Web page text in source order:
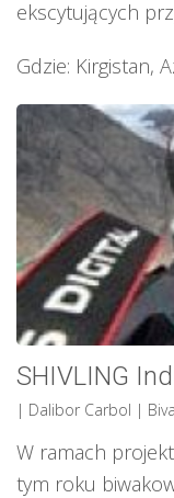
ekscytujących
Gdzie: Kirgistan,
SHIVLING
| Dalibor Carbol |
W ramach
tym roku